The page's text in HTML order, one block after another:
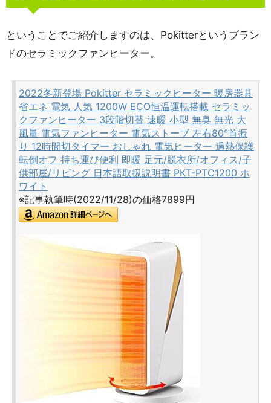
ということでご紹介しますのは、Pokitterというブラン
ドのセラミックファンヒーター。
2022冬新登場 Pokitter セラミックヒーター 暖房器具
省エネ 電気 人気 1200W ECO恒温運転搭載 セラミッ
クファンヒーター 3段階切替 速暖 小型 無臭 無光 大
風量 電気ファンヒーター 電気ストーブ 左右80°首振
り 12時間切タイマー おしゃれ 電気ヒーター 過熱保護
転倒オフ 持ち運び便利 即暖 足元/脱衣所/オフィス/子
供部屋/リビング 日本語取扱説明書 PKT-PTC1200 ホ
ワイト
※記事執筆時(2022/11/28)の価格7899円